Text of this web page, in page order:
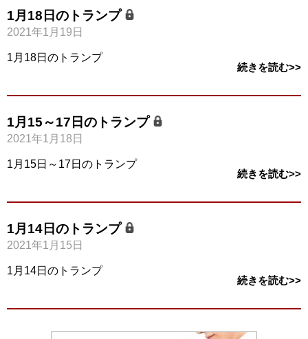
1月18日のトランプ
2021年1月19日
1月18日のトランプ
続きを読む>>
1月15～17日のトランプ
2021年1月18日
1月15日～17日のトランプ
続きを読む>>
1月14日のトランプ
2021年1月15日
1月14日のトランプ
続きを読む>>